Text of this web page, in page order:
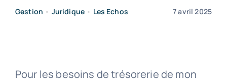
Gestion • Juridique • Les Echos 7 avril 2025
Pour les besoins de trésorerie de mon